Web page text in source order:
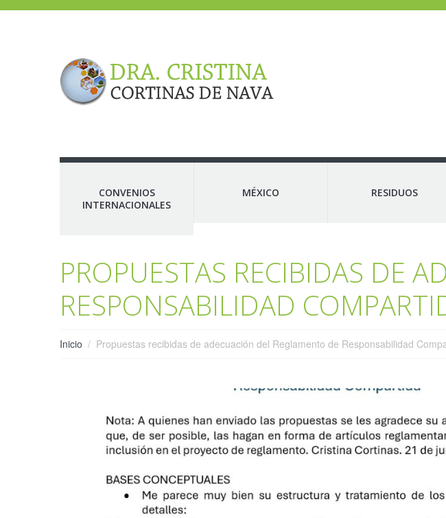
CONVENIOS
INTERNACIONALES
MÉXICO RESIDUOS
PROPUESTAS RECIBIDAS DE
RESPONSABILIDAD
Inicio Propuestas recibidas de adecuación del Reglamento de Responsabilidad